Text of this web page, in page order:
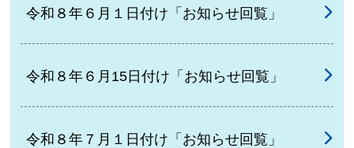
令和８年６月１日付け「お知らせ回覧」
令和８年６月15日付け「お知らせ回覧」
令和８年７月１日付け「お知らせ回覧」